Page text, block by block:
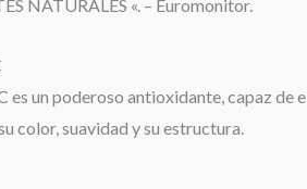
NATURALES «. – Euromonitor.
es un poderoso antioxidante, capaz de
color, suavidad y su estructura.